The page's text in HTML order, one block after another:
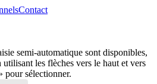
Contact
semi-automatique sont disponibles,
les flèches vers le haut et vers
pour sélectionner.